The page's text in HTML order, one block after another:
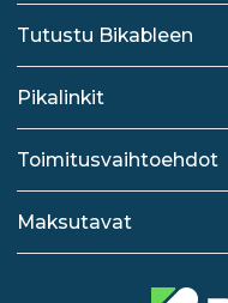
Tutustu Bikableen
Pikalinkit
Toimitusvaihtoehdot
Maksutavat